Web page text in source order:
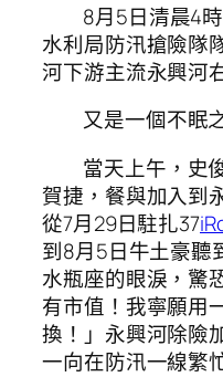
8月5日清晨4
水利局防汛搶險隊
河下游主流永興河
又是一個不眠
當天上午，史
賀捷，餐與加入到
從7月29日駐扎37
到8月5日牛土豪聽
水瓶座的眼淚，驚
有市值！我寧願用
換！」永興河除險
一向在防汛一線繁